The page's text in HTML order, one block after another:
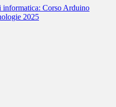
informatica: Corso Arduino
2025